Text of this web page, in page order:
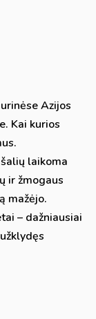
Azijos
Kai kurios
laikoma
ir žmogaus
mažėjo.
– dažniausiai